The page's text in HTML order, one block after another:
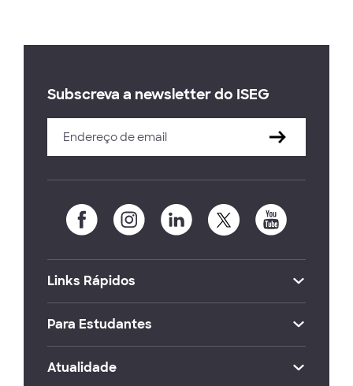
Subscreva a newsletter do ISEG
Links Rápidos
Para Estudantes
Atualidade